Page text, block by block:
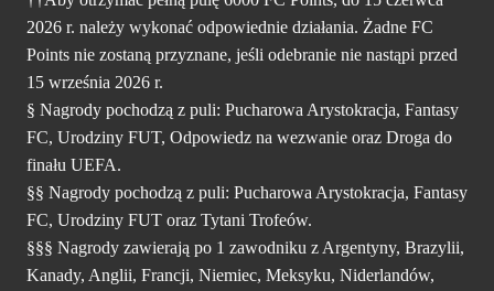
2026 r. należy wykonać odpowiednie działania. Żadne FC
Points nie zostaną przyznane, jeśli odebranie nie nastąpi przed
15 września 2026 r.
§ Nagrody pochodzą z puli: Pucharowa Arystokracja, Fantasy
FC, Urodziny FUT, Odpowiedz na wezwanie oraz Droga do
finału UEFA.
§§ Nagrody pochodzą z puli: Pucharowa Arystokracja, Fantasy
FC, Urodziny FUT oraz Tytani Trofeów.
§§§ Nagrody zawierają po 1 zawodniku z Argentyny, Brazylii,
Kanady, Anglii, Francji, Niemiec, Meksyku, Niderlandów,